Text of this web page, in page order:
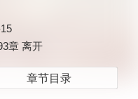
章 离开
章节目录